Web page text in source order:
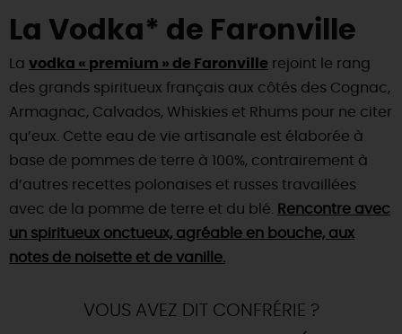
La Vodka* de Faronville
La vodka « premium » de Faronville rejoint le rang
des grands spiritueux français aux côtés des Cognac,
Armagnac, Calvados, Whiskies et Rhums pour ne citer
qu’eux. Cette eau de vie artisanale est élaborée à
base de pommes de terre à 100%, contrairement à
d’autres recettes polonaises et russes travaillées
avec de la pomme de terre et du blé.
Rencontre avec
un spiritueux onctueux, agréable en bouche, aux
notes de noisette et de vanille.
VOUS AVEZ DIT CONFRÉRIE ?